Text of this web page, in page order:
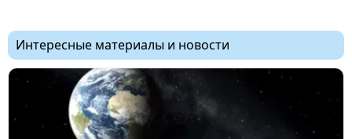
Интересные материалы и новости